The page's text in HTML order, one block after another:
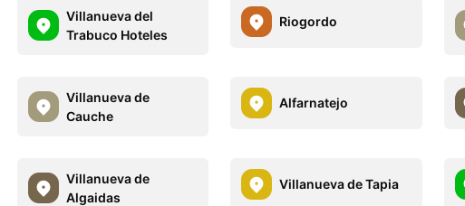
Villanueva del
Trabuco Hoteles
Riogordo
Villanueva de
Cauche
Alfarnatejo
Villanueva de
Algaidas
Villanueva de Tapia